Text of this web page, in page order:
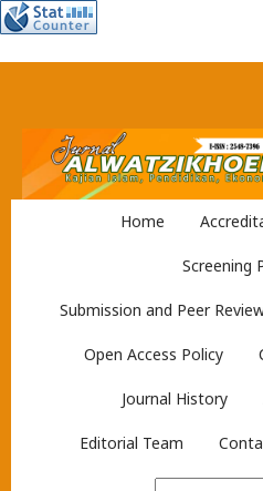
Home
Screening
Submission and Peer
Open Access Policy
Journal History
Editorial Team